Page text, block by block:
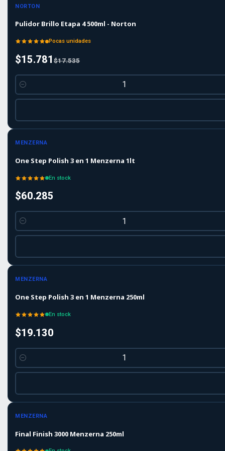
-10%OFF
NORTON
Pulidor Brillo Etapa 4 500ml - Norton
Pocas unidades
$15.781 $17.535
Cantidad
MENZERNA
One Step Polish 3 en 1 Menzerna 1lt
En stock
$60.285
Cantidad
MENZERNA
One Step Polish 3 en 1 Menzerna 250ml
En stock
$19.130
Cantidad
MENZERNA
Final Finish 3000 Menzerna 250ml